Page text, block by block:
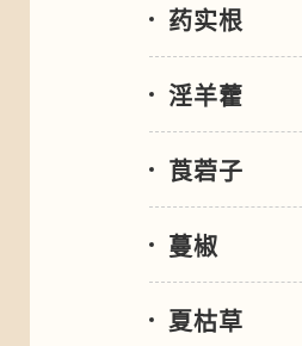
药实根
淫羊藿
莨菪子
蔓椒
夏枯草